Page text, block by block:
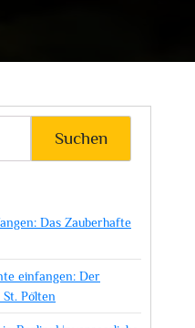
Suchen
Das Zauberhafte
einfangen: Der
Pölten